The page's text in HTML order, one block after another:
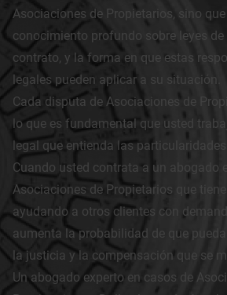
Asociaciones de Propietarios, sino que
conocimiento profundo sobre leyes
contrato, y la forma en que estas
legales pueden aplicar a su situación.
Cada disputa de Asociaciones de
lo que es fundamental que usted
legal que entienda las particularidades
Cuando usted contrata a un abogado
Asociaciones de Propietarios que
ayudando a otros clientes con
aumenta la probabilidad de que pueda
la justicia y la compensación que se
Un abogado experto en casos de